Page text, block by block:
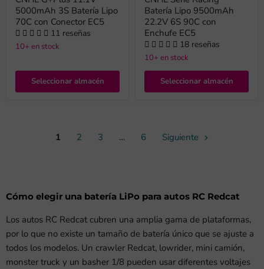
5000mAh 3S Batería Lipo
70C con Conector EC5
11 reseñas
10+ en stock
Seleccionar almacén
Batería Lipo 9500mAh
22.2V 6S 90C con
Enchufe EC5
18 reseñas
10+ en stock
Seleccionar almacén
1 2 3 … 6 Siguiente
Cómo elegir una batería LiPo para autos RC Redcat
Los autos RC Redcat cubren una amplia gama de plataformas,
por lo que no existe un tamaño de batería único que se ajuste a
todos los modelos. Un crawler Redcat, lowrider, mini camión,
monster truck y un basher 1/8 pueden usar diferentes voltajes